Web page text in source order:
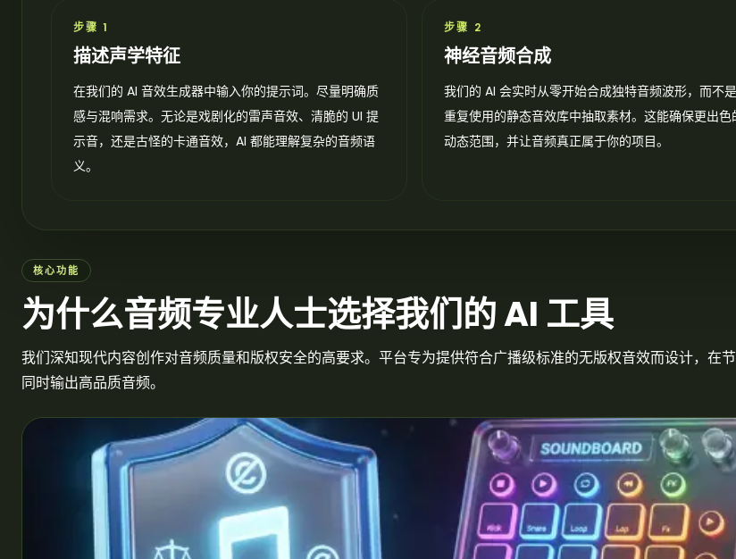
步骤 1
描述声学特征
在我们的 AI 音效生成器中输入你的提示词。尽量明确质
感与混响需求。无论是戏剧化的雷声音效、清脆的 UI 提
示音，还是古怪的卡通音效，AI 都能理解复杂的音频语
义。
步骤 2
神经音频合成
我们的 AI 会实时从零开始合成独特音频波形，而不
重复使用的静态音效库中抽取素材。这能确保更出色
动态范围，并让音频真正属于你的项目。
核心功能
为什么音频专业人士选择我们的 AI 工具
我们深知现代内容创作对音频质量和版权安全的高要求。平台专为提供符合广播级标准的无版权音效而设计，在
同时输出高品质音频。